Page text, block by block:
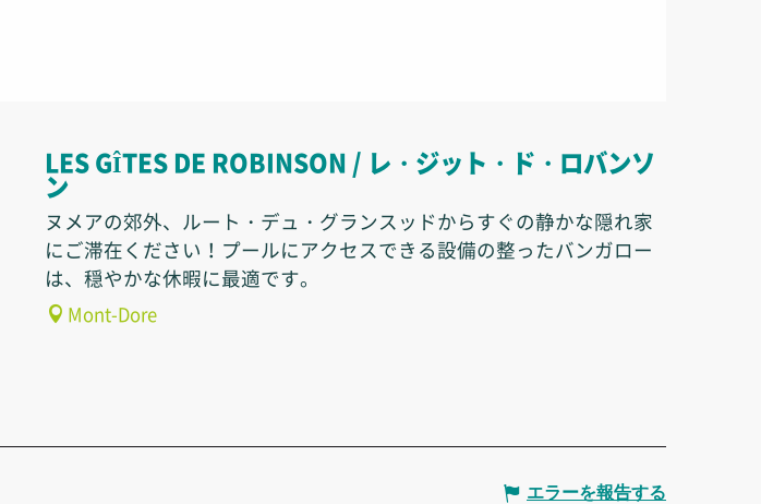
LES GÎTES DE ROBINSON / レ・ジット・ド・ロバンソ
ン
ヌメアの郊外、ルート・デュ・グランスッドからすぐの静かな隠れ家
にご滞在ください！プールにアクセスできる設備の整ったバンガロー
は、穏やかな休暇に最適です。
Mont-Dore
エラーを報告する